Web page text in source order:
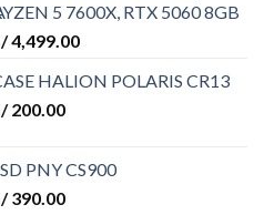
5 7600X, RTX 5060 8GB
4,499.00
HALION POLARIS CR13
200.00
PNY CS900
390.00